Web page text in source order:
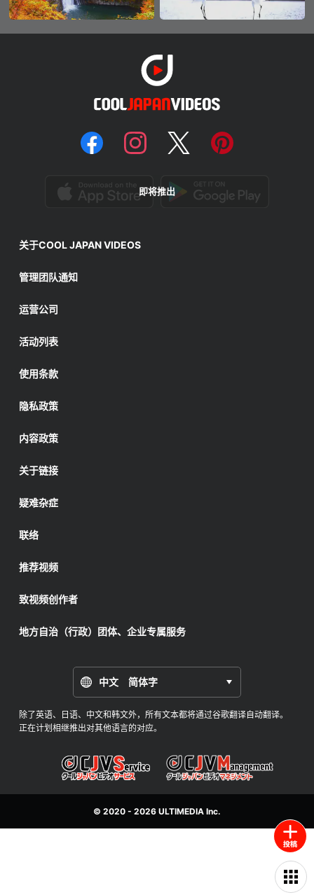
即将推出
关于COOL JAPAN VIDEOS
管理团队通知
运营公司
活动列表
使用条款
隐私政策
内容政策
关于链接
疑难杂症
联络
推荐视频
致视频创作者
地方自治（行政）团体、企业专属服务
中文 简体字
除了英语、日语、中文和韩文外，所有文本都将通过谷歌翻译自动翻译。
正在计划相继推出对其他语言的对应。
© 2020 - 2026 ULTIMEDIA Inc.